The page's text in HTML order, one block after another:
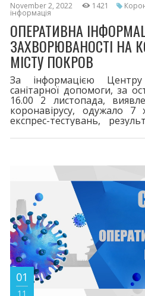
November 2, 2022 1421
інформація
ОПЕРАТИВНА
ЗАХВОРЮВАНОСТІ НА
МІСТУ ПОКРОВ
За інформацією
санітарної допомоги, за
16.00 2 листопада,
коронавірусу, одужало
експрес-тестувань,
Шпиталізовано 3 хворих.
щеплено 16605. Третя
четверта - 171. Шановні
симптомах
01
11